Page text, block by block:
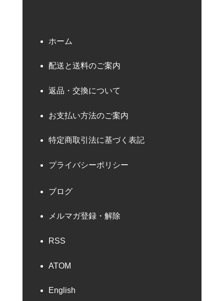
ホーム
配送と送料のご案内
返品・交換について
お支払い方法のご案内
特定商取引法に基づく表記
プライバシーポリシー
ブログ
メルマガ登録・解除
RSS
ATOM
English